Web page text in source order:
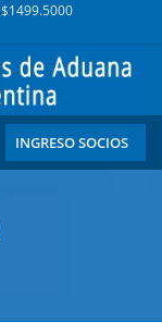
$1499.5000
INGRESO SOCIOS